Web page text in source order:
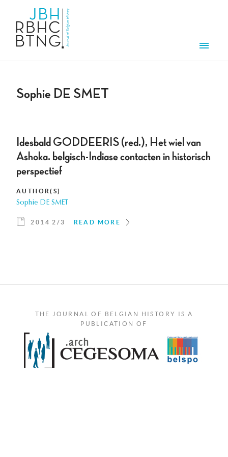
Sophie DE SMET
Idesbald GODDEERIS (red.), Het wiel van
Ashoka. belgisch-Indiase contacten in historisch
perspectief
AUTHOR(S)
Sophie DE SMET
2014 2/3 READ MORE
THE JOURNAL OF BELGIAN HISTORY IS A
PUBLICATION OF